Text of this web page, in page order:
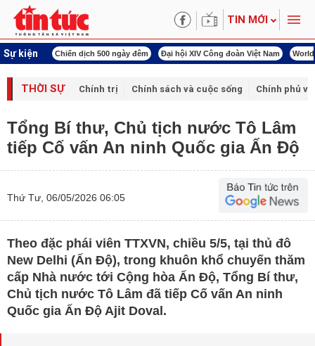
TIN MỚI
Sự kiện
mạng Chiến dịch 500 ngày đêm Đại hội XIV Công đoàn Việt Nam
THỜI SỰ Chính trị Chính sách và cuộc sống Chính phủ
Tổng Bí thư, Chủ tịch nước Tô Lâm
tiếp Cố vấn An ninh Quốc gia Ấn Độ
Thứ Tư, 06/05/2026 06:05
Theo đặc phái viên TTXVN, chiều 5/5, tại thủ đô
New Delhi (Ấn Độ), trong khuôn khổ chuyến thăm
cấp Nhà nước tới Cộng hòa Ấn Độ, Tổng Bí thư,
Chủ tịch nước Tô Lâm đã tiếp Cố vấn An ninh
Quốc gia Ấn Độ Ajit Doval.